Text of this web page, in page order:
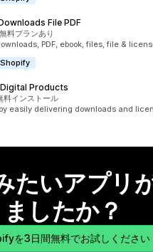
File PDF
：862件
無料プランあり
PDF, ebook, files, file &
Digital Products
：191件
料インストール
easily delivering downloads and
たいアプリ
ましたか？
を3日間無料でお試しください